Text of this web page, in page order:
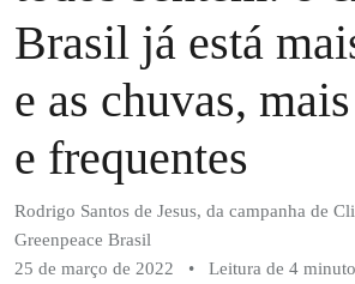
Brasil já está
e as chuvas,
e frequentes
Rodrigo Santos de Jesus, da campanha de
Greenpeace Brasil
25 de março de 2022
• Leitura de 4